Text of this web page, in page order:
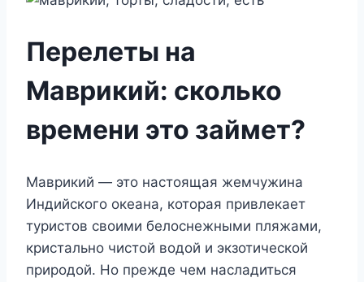
Перелеты на
Маврикий: сколько
времени это займет?
Маврикий — это настоящая жемчужина
Индийского океана, которая привлекает
туристов своими белоснежными пляжами,
кристально чистой водой и экзотической
природой. Но прежде чем насладиться